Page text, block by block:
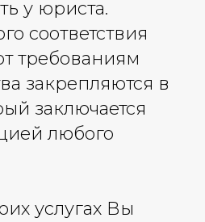
у юриста.
соответствия
требованиям
закрепляются в
заключается
любого
услугах Вы